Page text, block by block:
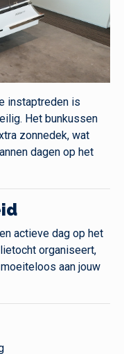
instaptreden is
Het bunkussen
zonnedek, wat
dagen op het
actieve dag op het
organiseert,
aan jouw